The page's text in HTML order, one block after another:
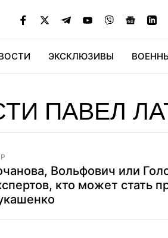
ЭКСКЛЮЗИВЫ
ПАВЕЛ
Вольфович или
кто может стать